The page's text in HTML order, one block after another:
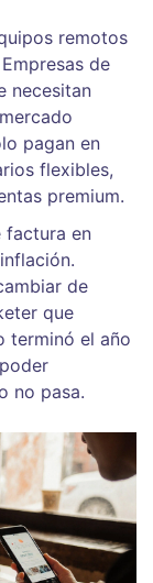
remotos
de
necesitan
pagan en
flexibles,
premium.
factura en
de
que
terminó el año
no pasa.